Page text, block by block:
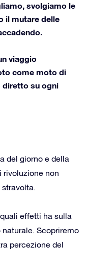
svolgiamo le
il mutare delle
viaggio
come moto di
diretto su ogni
del giorno e della
rivoluzione non
effetti ha sulla
Scopriremo
percezione del